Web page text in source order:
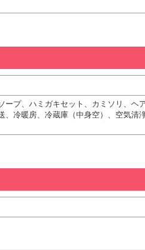
プ、ハミガキセット、カミソリ、ヘ
冷暖房、冷蔵庫（中身空）、空気清